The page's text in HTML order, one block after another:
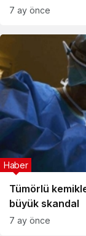
7 ay önce
Tümörlü
büyük skandal
Haber
7 ay önce